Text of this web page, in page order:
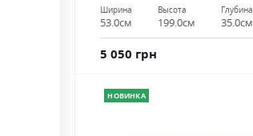
Ширина
53.0см
Высота
199.0см
Глубина
35.0см
5 050 грн
НОВИНКА